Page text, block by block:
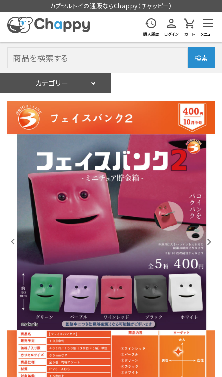
カプセルトイの通販ならChappy（チャッピー）
購入履歴 ログイン カート メニュー
検索
カテゴリー
ログイン
入荷スケジュールをチェック
カプセルトイマシン本体
カプセルトイ
販促用空カプセル
レンタル
景品・玩具・文具
販促用カプセルトイ
よくあるご質問
ご利用ガイド